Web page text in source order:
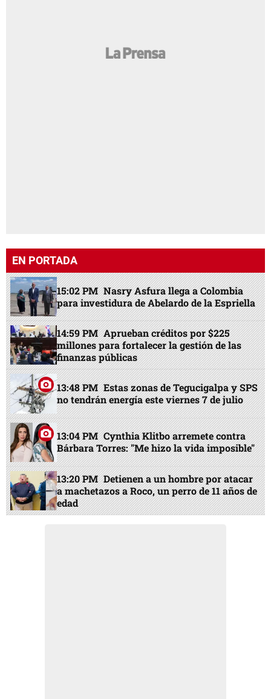
EN PORTADA
15:02 PM Nasry Asfura llega a Colombia
para investidura de Abelardo de la Espriella
14:59 PM Aprueban créditos por $225
millones para fortalecer la gestión de las
finanzas públicas
13:48 PM Estas zonas de Tegucigalpa y SPS
no tendrán energía este viernes 7 de julio
13:04 PM Cynthia Klitbo arremete contra
Bárbara Torres: "Me hizo la vida imposible"
13:20 PM Detienen a un hombre por atacar
a machetazos a Roco, un perro de 11 años de
edad